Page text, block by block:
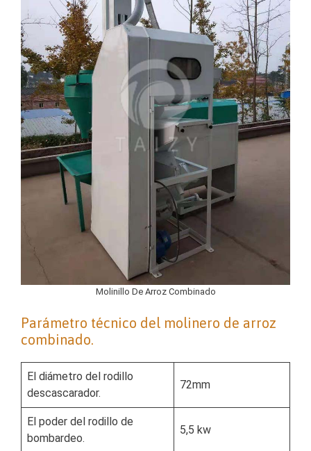
Molinillo De Arroz Combinado
Parámetro técnico del molinero de arroz
combinado.
El diámetro del rodillo
descascarador.
72mm
El poder del rodillo de
bombardeo.
5,5 kw